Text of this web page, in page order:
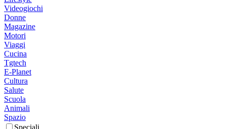
Videogiochi
Donne
Magazine
Motori
Viaggi
Cucina
Tgtech
E-Planet
Cultura
Salute
Scuola
Animali
Spazio